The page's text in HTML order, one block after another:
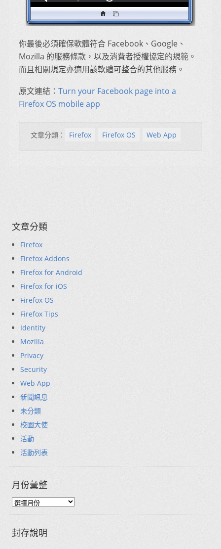
你最後必須確保軟體符合 Facebook、Google、
Mozilla 的服務條款，以及消費者授權協定的規範。
而且相關規定亦適用該軟體可整合的其他服務。
原文連結： Turn your Facebook page into a
Firefox OS mobile app
文章分類： Firefox Firefox OS Web App
文章分類
Firefox
Firefox Addons
Firefox for Android
Firefox for iOS
Firefox OS
Firefox Tips
Identity
Mozilla
Privacy
Security
Web App
新聞訊息
未分類
校園大使
活動
活動列表
月份彙整
封存說明